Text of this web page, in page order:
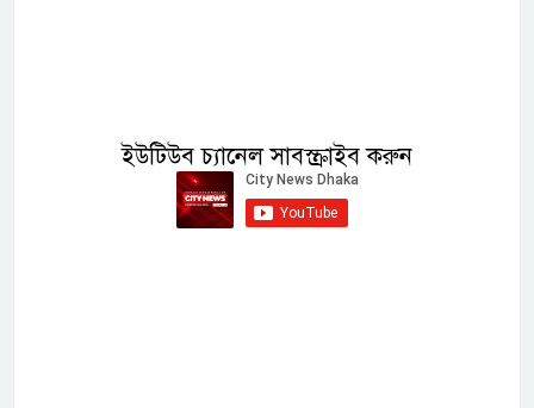
ইউটিউব চ্যানেল সাবস্ক্রাইব করুন